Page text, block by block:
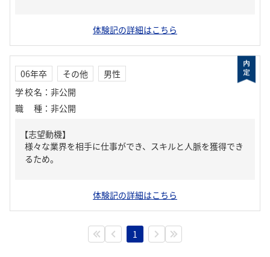
体験記の詳細はこちら
06年卒 その他
男性
学校名 ： 非公開
職種 ： 非公開
【志望動機】
様々な業界を相手に仕事ができ、スキルと人脈を獲得でき
るため。
体験記の詳細はこちら
1